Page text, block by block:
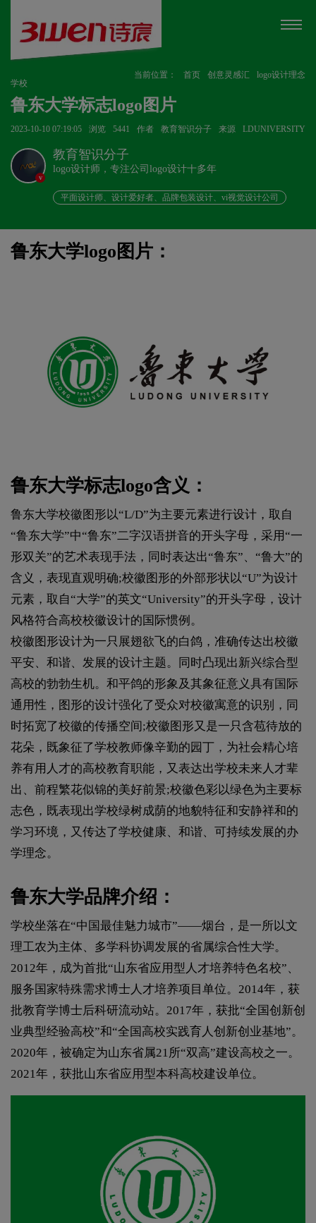
当前位置： 首页 创意灵感汇
logo设计理念
学校
鲁东大学标志logo图片
2023-10-10 07:19:05 浏览 5441 作者 教育智识分子 来源 LDUNIVERSITY
v
教育智识分子
logo设计师，专注公司logo设计十多年
平面设计师、设计爱好者、品牌包装设计、vi视觉设计公司
鲁东大学logo图片：
鲁东大学标志logo含义：
鲁东大学校徽图形以“L/D”为主要元素进行设计，取自
“鲁东大学”中“鲁东”二字汉语拼音的开头字母，采用“一
形双关”的艺术表现手法，同时表达出“鲁东”、“鲁大”的
含义，表现直观明确;校徽图形的外部形状以“U”为设计
元素，取自“大学”的英文“University”的开头字母，设计
风格符合高校校徽设计的国际惯例。
校徽图形设计为一只展翅欲飞的白鸽，准确传达出校徽
平安、和谐、发展的设计主题。同时凸现出新兴综合型
高校的勃勃生机。和平鸽的形象及其象征意义具有国际
通用性，图形的设计强化了受众对校徽寓意的识别，同
时拓宽了校徽的传播空间;校徽图形又是一只含苞待放的
花朵，既象征了学校教师像辛勤的园丁，为社会精心培
养有用人才的高校教育职能，又表达出学校未来人才辈
出、前程繁花似锦的美好前景;校徽色彩以绿色为主要标
志色，既表现出学校绿树成荫的地貌特征和安静祥和的
学习环境，又传达了学校健康、和谐、可持续发展的办
学理念。
鲁东大学品牌介绍：
学校坐落在“中国最佳魅力城市”——烟台，是一所以文
理工农为主体、多学科协调发展的省属综合性大学。
2012年，成为首批“山东省应用型人才培养特色名校”、
服务国家特殊需求博士人才培养项目单位。2014年，获
批教育学博士后科研流动站。2017年，获批“全国创新创
业典型经验高校”和“全国高校实践育人创新创业基地”。
2020年，被确定为山东省属21所“双高”建设高校之一。
2021年，获批山东省应用型本科高校建设单位。